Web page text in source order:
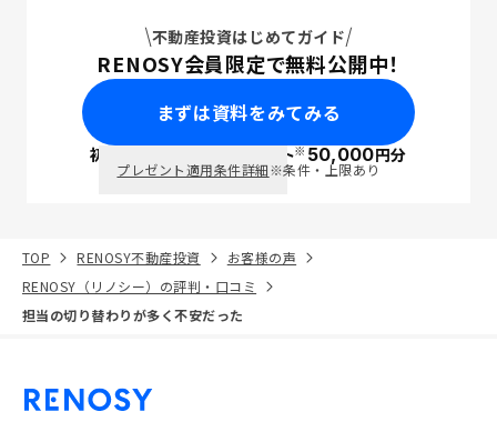
不動産投資はじめてガイド
RENOSY会員限定で無料公開中！
まずは資料をみてみる
初回面談で ポイント※50,000円分
プレゼント適用条件詳細※条件・上限あり
TOP RENOSY不動産投資
お客様の声
RENOSY（リノシー）の評判・口コミ
担当の切り替わりが多く不安だった